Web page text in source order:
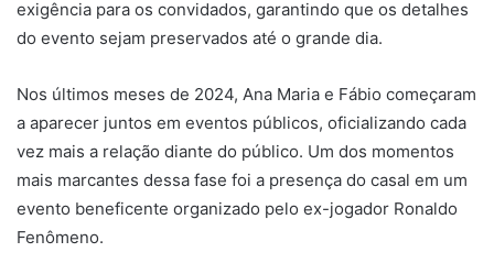
exigência para os convidados, garantindo que os detalhes
do evento sejam preservados até o grande dia.
Nos últimos meses de 2024, Ana Maria e Fábio começaram
a aparecer juntos em eventos públicos, oficializando cada
vez mais a relação diante do público. Um dos momentos
mais marcantes dessa fase foi a presença do casal em um
evento beneficente organizado pelo ex-jogador Ronaldo
Fenômeno.